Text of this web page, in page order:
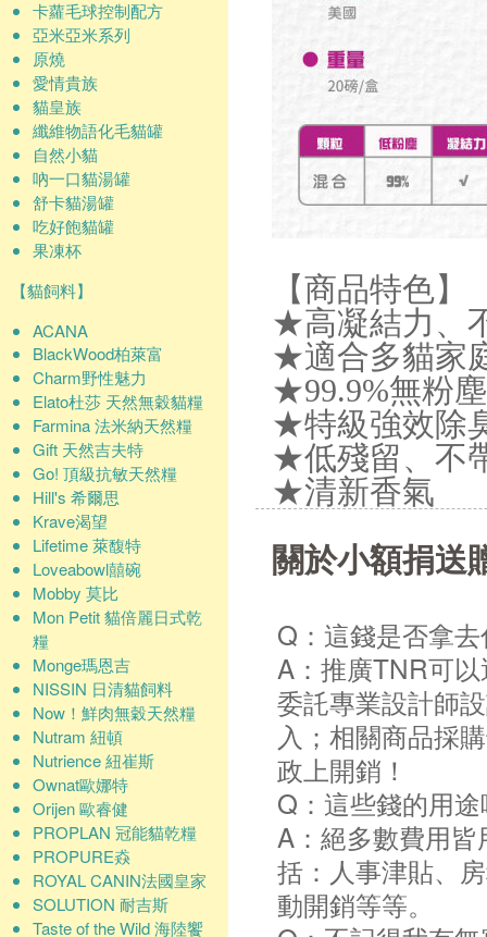
卡蘿毛球控制配方
亞米亞米系列
原燒
愛情貴族
貓皇族
纖維物語化毛貓罐
自然小貓
吶一口貓湯罐
舒卡貓湯罐
吃好飽貓罐
果凍杯
【貓飼料】
ACANA
BlackWood柏萊富
Charm野性魅力
Elato杜莎 天然無穀貓糧
Farmina 法米納天然糧
Gift 天然吉夫特
Go! 頂級抗敏天然糧
Hill's 希爾思
Krave渴望
Lifetime 萊馥特
Loveabowl囍碗
Mobby 莫比
Mon Petit 貓倍麗日式乾
糧
Monge瑪恩吉
NISSIN 日清貓飼料
Now！鮮肉無穀天然糧
Nutram 紐頓
Nutrience 紐崔斯
Ownat歐娜特
Orijen 歐睿健
PROPLAN 冠能貓乾糧
PROPURE猋
ROYAL CANIN法國皇家
SOLUTION 耐吉斯
Taste of the Wild 海陸饗
【商品特色】
★高凝結力、
★適合多貓家
★99.9%無粉塵
★特級強效除
★低殘留、不
★清新香氣
關於小額捐送
Q：這錢是否拿
A：推廣TNR可
委託專業設計師
入；相關商品採
政上開銷！
Q：這些錢的用
A：絕多數費用
括：人事津貼、
動開銷等等。